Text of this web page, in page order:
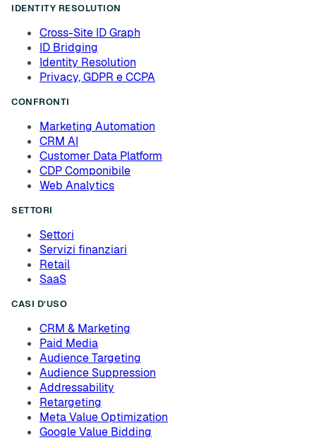
IDENTITY RESOLUTION
Cross-Site ID Graph
ID Bridging
Identity Resolution
Privacy, GDPR e CCPA
CONFRONTI
Marketing Automation
CRM AI
Customer Data Platform
CDP Componibile
Web Analytics
SETTORI
Settori
Servizi finanziari
Retail
SaaS
CASI D’USO
CRM & Marketing
Paid Media
Audience Targeting
Audience Suppression
Addressability
Retargeting
Meta Value Optimization
Google Value Bidding